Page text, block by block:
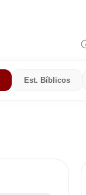
Est. Bíblicos